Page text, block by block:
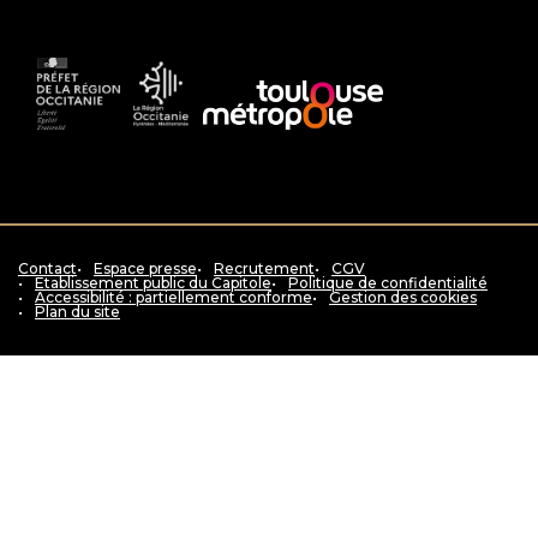
Préfet
de
La
Région
Accès
au
Contact Espace presse Recrutement
CGV
Etablissement public du Capitole
Politique de confidentialité
Accessibilité : partiellement conforme
Gestion des cookies
Plan du site